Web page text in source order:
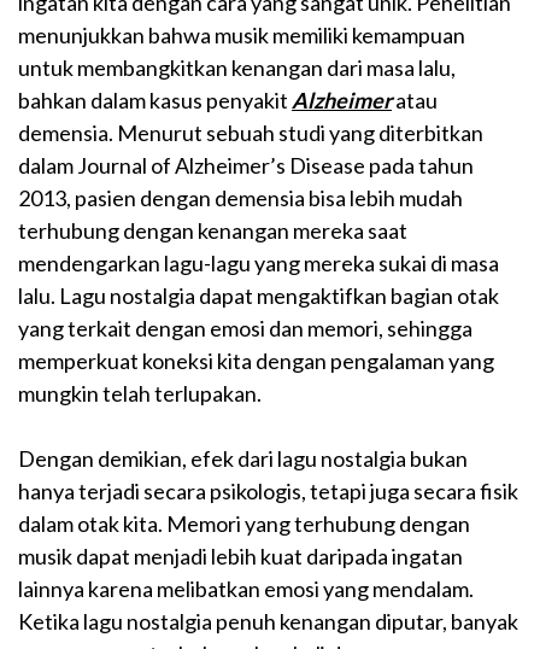
menunjukkan bahwa musik memiliki kemampuan
untuk membangkitkan kenangan dari masa lalu,
bahkan dalam kasus penyakit Alzheimeratau
demensia. Menurut sebuah studi yang diterbitkan
dalam Journal of Alzheimer’s Disease pada tahun
2013, pasien dengan demensia bisa lebih mudah
terhubung dengan kenangan mereka saat
mendengarkan lagu-lagu yang mereka sukai di masa
lalu. Lagu nostalgia dapat mengaktifkan bagian otak
yang terkait dengan emosi dan memori, sehingga
memperkuat koneksi kita dengan pengalaman yang
mungkin telah terlupakan.
Dengan demikian, efek dari lagu nostalgia bukan
hanya terjadi secara psikologis, tetapi juga secara fisik
dalam otak kita. Memori yang terhubung dengan
musik dapat menjadi lebih kuat daripada ingatan
lainnya karena melibatkan emosi yang mendalam.
Ketika lagu nostalgia penuh kenangan diputar, banyak